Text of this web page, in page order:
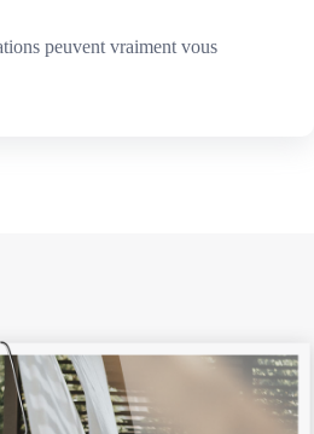
peuvent vraiment vous